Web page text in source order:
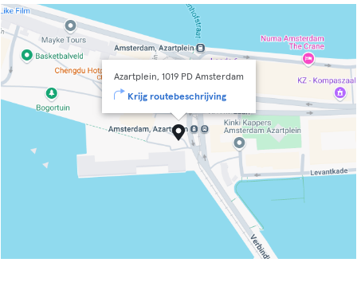
Azartplein, 1019 PD Amsterdam
Krijg routebeschrijving